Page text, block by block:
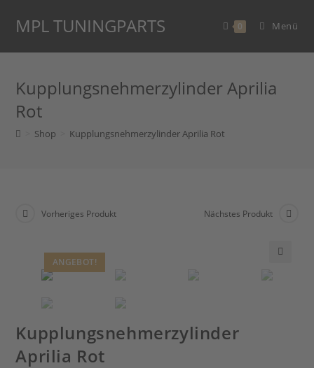
InhaltMPL TUNINGPARTS 0 Menü
Kupplungsnehmerzylinder Aprilia
Rot
Shop Kupplungsnehmerzylinder Aprilia Rot
ANGEBOT!
Vorheriges Produkt Nächstes Produkt
Kupplungsnehmerzylinder
Aprilia Rot